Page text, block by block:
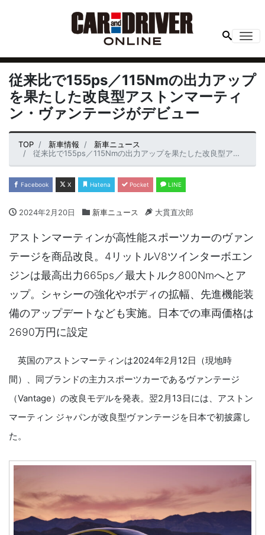
従来比で155ps／115Nmの出力アップ
を果たした改良型アストンマーティ
ン・ヴァンテージがデビュー
TOP 新車情報
新車ニュース
従来比で155ps／115Nmの出力アップを果たした改良型アストンマーティン・ヴァンテージがデビュー
Facebook X Hatena Pocket LINE
2024年2月20日 新車ニュース 大貫直次郎
アストンマーティンが高性能スポーツカーのヴァン
テージを商品改良。4リットルV8ツインターボエン
ジンは最高出力665ps／最大トルク800Nmへとア
ップ。シャシーの強化やボディの拡幅、先進機能装
備のアップデートなども実施。日本での車両価格は
2690万円に設定
英国のアストンマーティンは2024年2月12日（現地時
間）、同ブランドの主力スポーツカーであるヴァンテージ
（Vantage）の改良モデルを発表。翌2月13日には、アストン
マーティン ジャパンが改良型ヴァンテージを日本で初披露し
た。